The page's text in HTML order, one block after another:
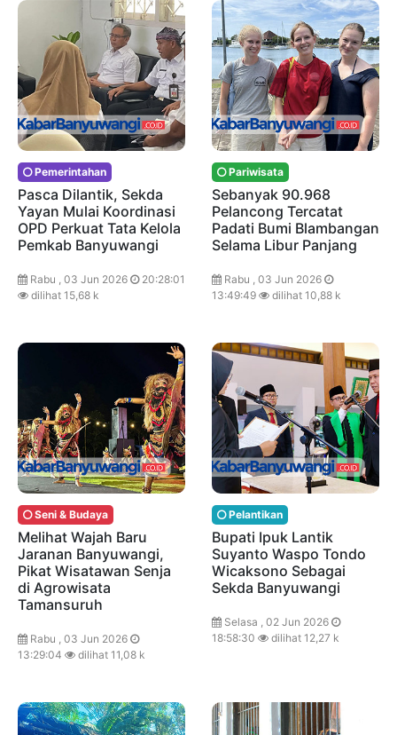
Pemerintahan
Pasca Dilantik, Sekda
Yayan Mulai Koordinasi
OPD Perkuat Tata Kelola
Pemkab Banyuwangi
Rabu , 03 Jun 2026
20:28:01
dilihat 15,68 k
Pariwisata
Sebanyak 90.968
Pelancong Tercatat
Padati Bumi Blambangan
Selama Libur Panjang
Rabu , 03 Jun 2026
13:49:49
dilihat 10,88 k
Seni & Budaya
Melihat Wajah Baru
Jaranan Banyuwangi,
Pikat Wisatawan Senja
di Agrowisata
Tamansuruh
Rabu , 03 Jun 2026
13:29:04
dilihat 11,08 k
Pelantikan
Bupati Ipuk Lantik
Suyanto Waspo Tondo
Wicaksono Sebagai
Sekda Banyuwangi
Selasa , 02 Jun 2026
18:58:30
dilihat 12,27 k